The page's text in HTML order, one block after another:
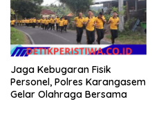
Jaga Kebugaran Fisik
Personel, Polres Karangasem
Gelar Olahraga Bersama